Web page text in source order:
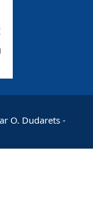
O. Dudarets -